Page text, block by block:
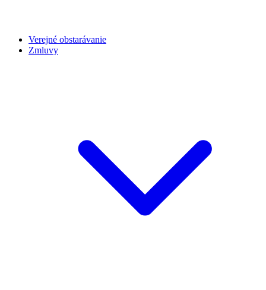
Verejné obstarávanie
Zmluvy